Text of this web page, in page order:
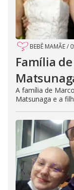
BEBÊ MAMÃE/
Família
A família de
Matsunaga e a